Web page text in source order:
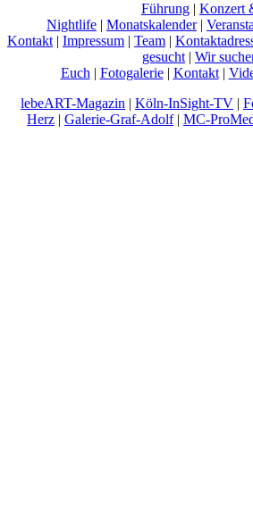
Führung | Konzert
Nightlife | Monatskalender|
Kontakt | Impressum | Team |
gesucht | Wir
Euch | Fotogalerie| Kontakt|
lebeART-Magazin | Köln-InSight-TV |
Herz | Galerie-Graf-Adolf| MC-